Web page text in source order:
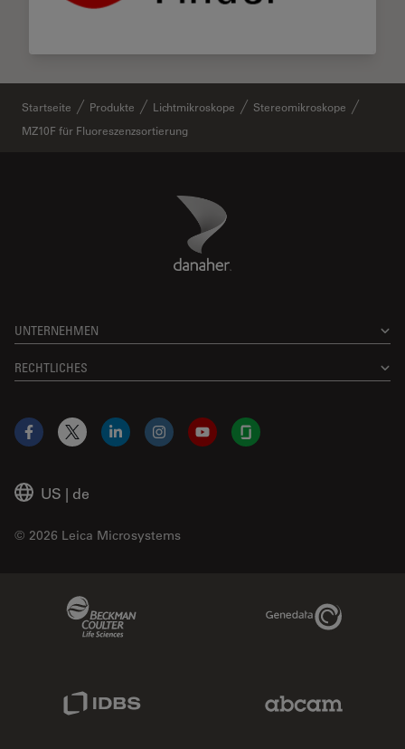
Startseite Produkte Lichtmikroskope
Stereomikroskope
MZ10F für Fluoreszenzsortierung
Danaher Logo
UNTERNEHMEN
RECHTLICHES
US | de
© 2026 Leica Microsystems
Facebook
X LinkedInInstagramYouTubeGlassdoor
Genedata Link